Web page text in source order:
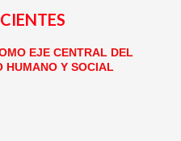
EJE CENTRAL DEL
HUMANO Y SOCIAL
PagePagePage